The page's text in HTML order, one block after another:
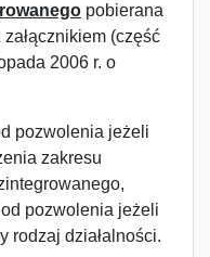
pobierana
(część
2006 r. o
pozwolenia jeżeli
zakresu
pozwolenia jeżeli
rodzaj działalności.